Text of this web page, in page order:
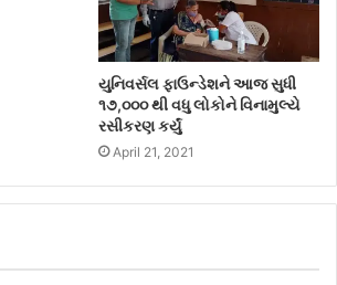
યુનિવર્સલ ફાઉન્ડેશને આજ સુધી
૧૭,૦૦૦ થી વધુ લોકોને વિનામુલ્યે
રસીકરણ કર્યું
April 21, 2021